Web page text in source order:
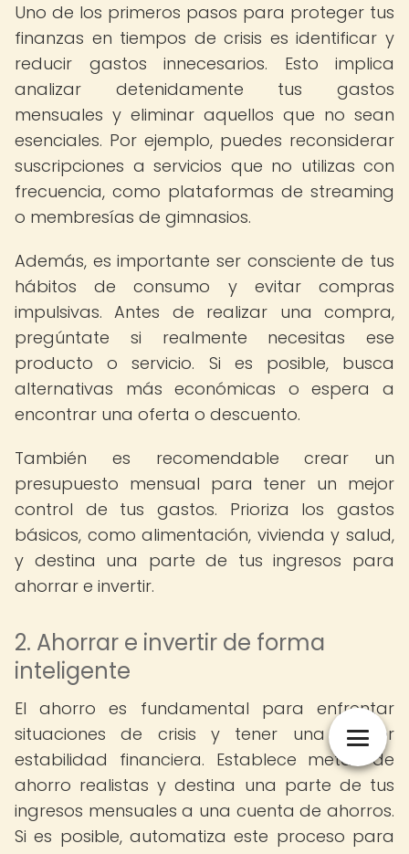
Uno de los primeros pasos para proteger tus
finanzas en tiempos de crisis es identificar y
reducir gastos innecesarios. Esto implica
analizar detenidamente tus gastos
mensuales y eliminar aquellos que no sean
esenciales. Por ejemplo, puedes reconsiderar
suscripciones a servicios que no utilizas con
frecuencia, como plataformas de streaming
o membresías de gimnasios.
Además, es importante ser consciente de tus
hábitos de consumo y evitar compras
impulsivas. Antes de realizar una compra,
pregúntate si realmente necesitas ese
producto o servicio. Si es posible, busca
alternativas más económicas o espera a
encontrar una oferta o descuento.
También es recomendable crear un
presupuesto mensual para tener un mejor
control de tus gastos. Prioriza los gastos
básicos, como alimentación, vivienda y salud,
y destina una parte de tus ingresos para
ahorrar e invertir.
2. Ahorrar e invertir de forma
inteligente
El ahorro es fundamental para enfrentar
situaciones de crisis y tener una mayor
estabilidad financiera. Establece metas de
ahorro realistas y destina una parte de tus
ingresos mensuales a una cuenta de ahorros.
Si es posible, automatiza este proceso para